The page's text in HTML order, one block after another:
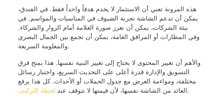
هذه المرونة تعني أن الاستثمار لا يخدم هدفاً واحداً فقط. في الفندق،
يمكن أن تدعم الشاشة تجربة الضيوف في المناسبات والمواسم. في
بيئة الشركات، يمكن أن تعزز صورة العلامة أمام الزوار والشركاء.
وفي المطارات أو المرافق العامة، يمكن أن تجمع بين الجمال البصري
والمعلومة السريعة.
والأهم أن تغيير المحتوى لا يحتاج إلى تغيير البنية نفسها. هذا يمنح فرق
التسويق والإدارة قدرة أعلى على التحديث السريع، واختبار رسائل
مختلفة، ومواءمة العرض مع جدول الحملات أو الأحداث. كل هذا يرفع
العائد من الشاشة نفسها، لأن قيمتها لا تتوقف عند لحظة التركيب .